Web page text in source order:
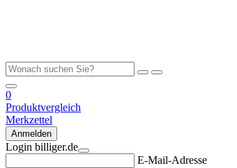
0
Produktvergleich
Merkzettel
Anmelden
Login billiger.de
E-Mail-Adresse